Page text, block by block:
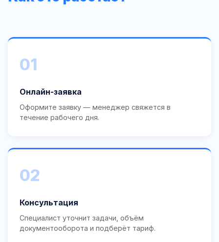
01
Онлайн-заявка
Оформите заявку — менеджер свяжется в
течение рабочего дня.
02
Консультация
Специалист уточнит задачи, объём
документооборота и подберёт тариф.